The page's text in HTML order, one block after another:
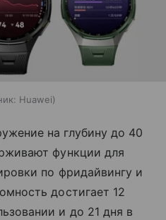
Huawei
на глубину до 40
функции для
по фридайвингу и
достигает 12
и до 21 дня в